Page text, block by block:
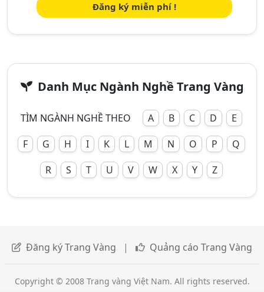
Đăng ký miễn phí !
Danh Mục Ngành Nghề Trang Vàng
TÌM NGÀNH NGHỀ THEO A B C D
E
F
G H I K L M N O P
Q
R
S T U V W X Y Z
Đăng ký Trang Vàng | Quảng cáo Trang Vàng
Copyright © 2008 Trang vàng Việt Nam. All rights reserved.